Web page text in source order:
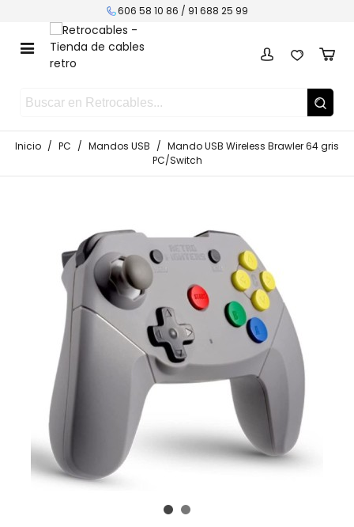
606 58 10 86 / 91 688 25 99
Inicio / PC / Mandos USB / Mando USB Wireless Brawler 64 gris
PC/Switch